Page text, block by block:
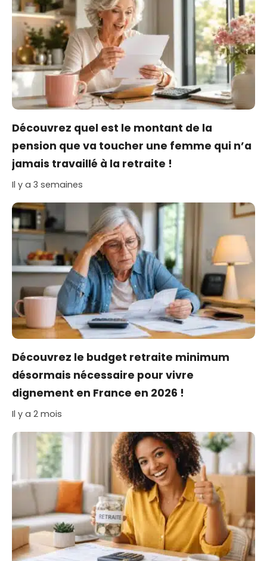
Découvrez quel est le montant de la
pension que va toucher une femme qui n’a
jamais travaillé à la retraite !
Il y a 3 semaines
Découvrez le budget retraite minimum
désormais nécessaire pour vivre
dignement en France en 2026 !
Il y a 2 mois